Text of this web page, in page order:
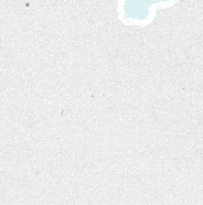
Salud
Red de
Convocan a
medicina
facilitar el